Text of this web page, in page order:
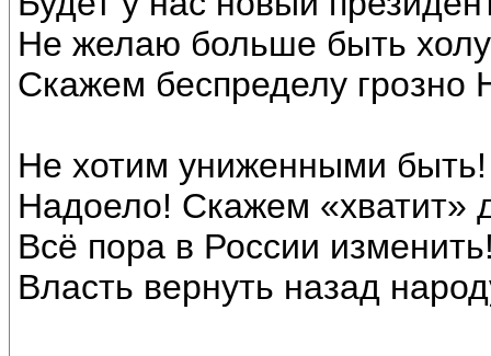
Не желаю больше быть
Скажем беспределу грозно
Не хотим униженными быть!
Надоело! Скажем «хватит»
Всё пора в России
Власть вернуть назад